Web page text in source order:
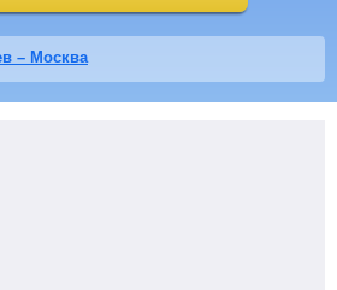
– Москва